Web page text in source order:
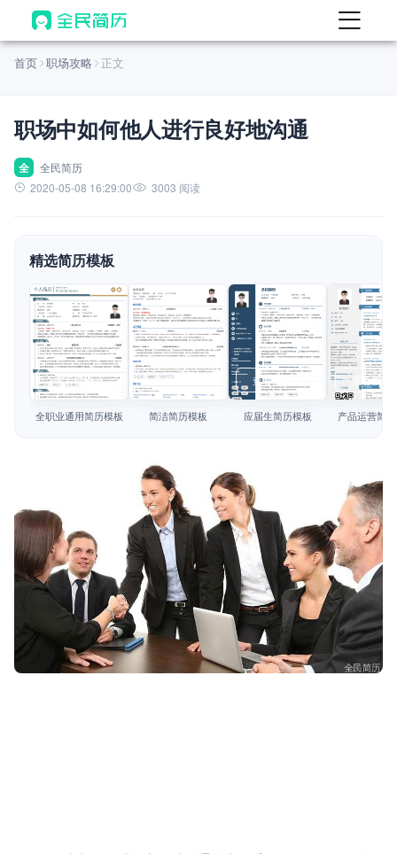
首页
AI 生成简历
AI 优化简历
AI 翻译简历
AI 模拟面试
面试自我介绍
AI 职场工具 New
简历模板
简历教程
首页 职场攻略 正文
职场中如何他人进行良好地沟通
全
全民简历
2020-05-08 16:29:00
3003 阅读
精选简历模板
查看模板
全职业通用简历模板
查看模板
简洁简历模板
查看模板
应届生简历模板
查看模板
产品运营简